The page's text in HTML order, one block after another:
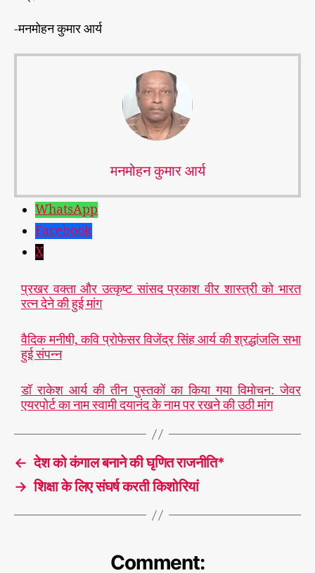
-मनमोहन कुमार आर्य
मनमोहन कुमार आर्य
WhatsApp
Facebook
X
प्रखर वक्ता और उत्कृष्ट सांसद प्रकाश वीर शास्त्री को भारत
रत्न देने की हुई मांग
वैदिक मनीषी, कवि प्रोफेसर विजेंद्र सिंह आर्य की श्रद्धांजलि सभा
हुई संपन्न
डॉ राकेश आर्य की तीन पुस्तकों का किया गया विमोचन: जेवर
एयरपोर्ट का नाम स्वामी दयानंद के नाम पर रखने की उठी मांग
← देश को कंगाल बनाने की घृणित राजनीति*
→ शिक्षा के लिए संघर्ष करती किशोरियां
Comment: